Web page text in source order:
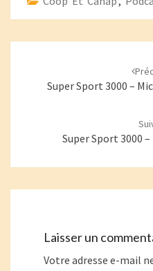
Super Sport 3000 –
Super Sport 3000
Laisser un
Votre adresse e-mail